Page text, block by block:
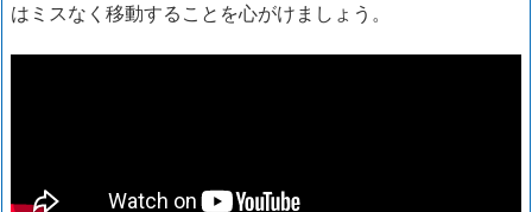
はミスなく移動することを心がけましょう。